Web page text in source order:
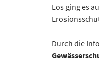
Los ging es
Durch die